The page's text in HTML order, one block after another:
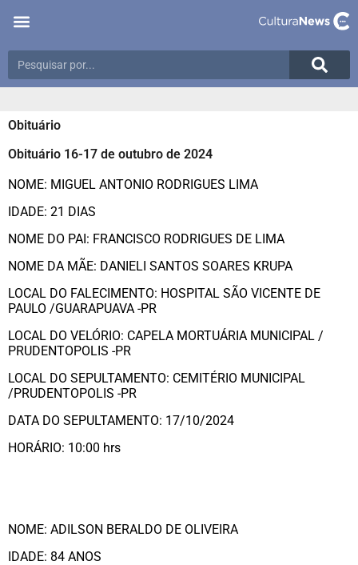
Obituário
Obituário 16-17 de outubro de 2024
NOME: MIGUEL ANTONIO RODRIGUES LIMA
IDADE: 21 DIAS
NOME DO PAI: FRANCISCO RODRIGUES DE LIMA
NOME DA MÃE: DANIELI SANTOS SOARES KRUPA
LOCAL DO FALECIMENTO: HOSPITAL SÃO VICENTE DE
PAULO /GUARAPUAVA -PR
LOCAL DO VELÓRIO: CAPELA MORTUÁRIA MUNICIPAL /
PRUDENTOPOLIS -PR
LOCAL DO SEPULTAMENTO: CEMITÉRIO MUNICIPAL
/PRUDENTOPOLIS -PR
DATA DO SEPULTAMENTO: 17/10/2024
HORÁRIO: 10:00 hrs
NOME: ADILSON BERALDO DE OLIVEIRA
IDADE: 84 ANOS